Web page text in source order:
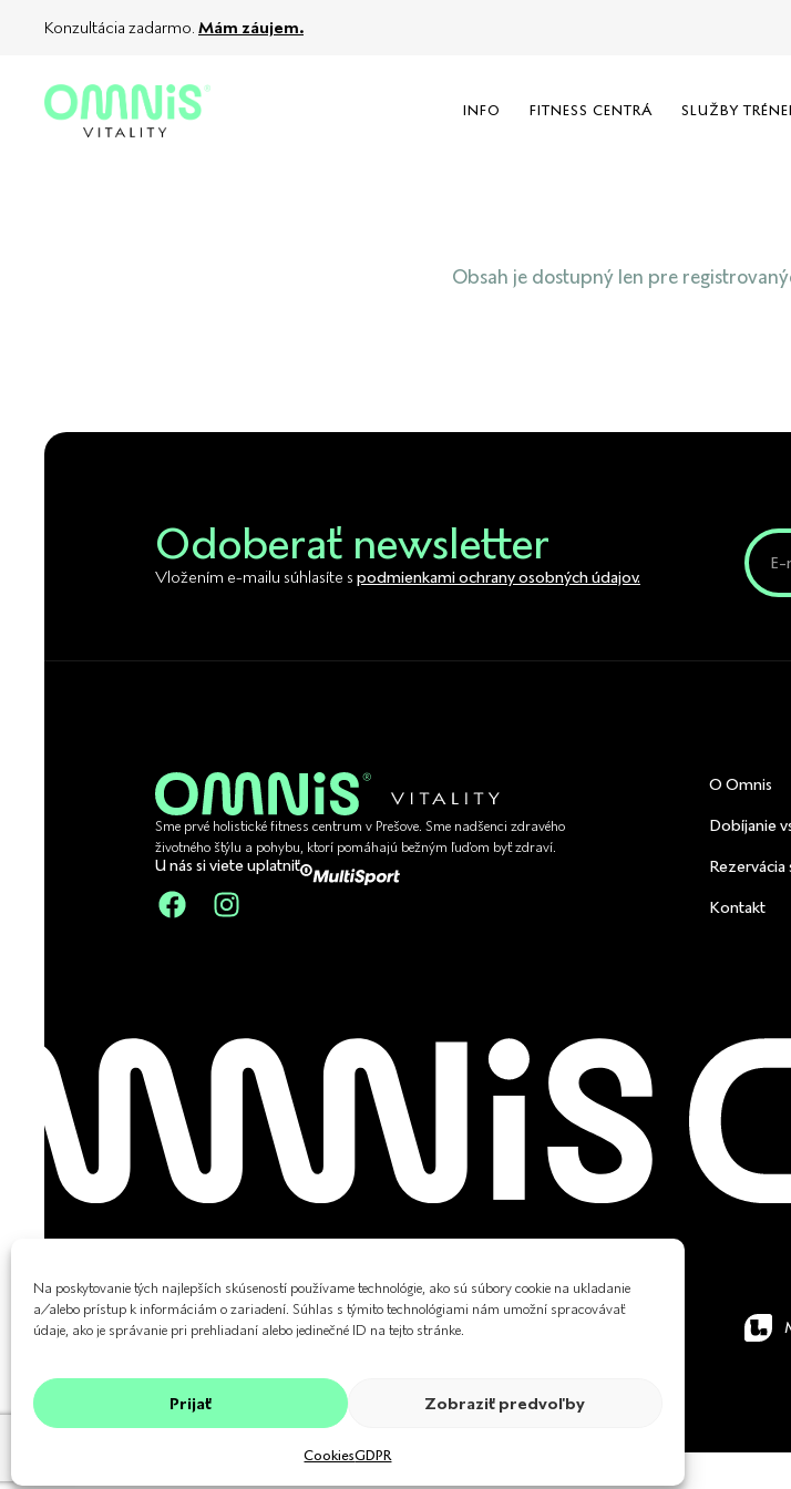
Na poskytovanie tých najlepších skúseností používame technológie, ako sú súbory cookie na ukladanie
a/alebo prístup k informáciám o zariadení. Súhlas s týmito technológiami nám umožní spracovávať
údaje, ako je správanie pri prehliadaní alebo jedinečné ID na tejto stránke.
Prijať Zobraziť predvoľby
CookiesGDPR
Konzultácia zadarmo. Mám záujem.
INFO FITNESS CENTRÁ SLUŽBY
Obsah je dostupný len pre
Odoberať newsletter
Vložením e-mailu súhlasíte s podmienkami ochrany osobných údajov.
Sme prvé holistické fitness centrum v Prešove. Sme nadšenci zdravého
životného štýlu a pohybu, ktorí pomáhajú bežným ľuďom byť zdraví.
U nás si viete uplatniť
O Omnis
Dobíjanie
Kontakt
2024 © OMNiS Vitality. Všetky práva vyhradené.